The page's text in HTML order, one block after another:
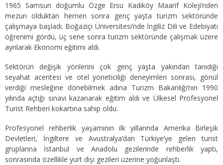
1965 Samsun doğumlu Özge Ersu Kadıköy Maarif Koleji’nden
mezun olduktan hemen sonra genç yaşta turizm sektöründe
çalışmaya başladı. Boğaziçi Üniversitesi’nde İngiliz Dili ve Edebiyatı
öğrenimi gördü, üç sene sonra turizm sektöründe çalışmak üzere
ayrılarak Ekonomi eğitimi aldı.
Sektörün değişik yönlerini çok genç yaşta yakından tanıdığı
seyahat acentesi ve otel yöneticiliği deneyimleri sonrası, gönül
verdiği mesleğine dönebilmek adına Turizm Bakanlığı’nın 1990
yılında açtığı sınavı kazanarak eğitim aldı ve Ülkesel Profesyonel
Turist Rehberi kokartına sahip oldu.
Profesyonel rehberlik yaşamının ilk yıllarında Amerika Birleşik
Devletleri, İngiltere ve Avustralya’dan Türkiye’ye gelen turist
gruplarına İstanbul ve Anadolu gezilerinde rehberlik yaptı,
sonrasında özellikle yurt dışı gezileri üzerine yoğunlaştı.